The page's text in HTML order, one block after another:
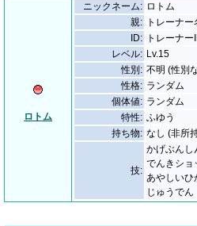
ロトム
ニックネーム: ロトム
親:
トレーナー
ID:
トレーナー
レベル: Lv.15
性別: 不明 (性別
性格: ランダム
個体値: ランダム
特性: ふゆう
持ち物: なし (非所
技:
かげぶんし
でんきショ
あやしいひ
じゅうでん